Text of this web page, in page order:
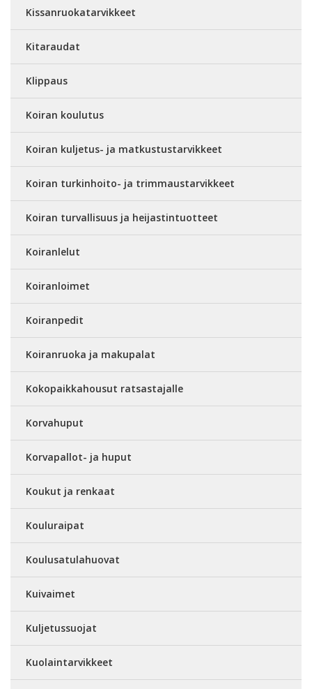
Kissanruokatarvikkeet
Kitaraudat
Klippaus
Koiran koulutus
Koiran kuljetus- ja matkustustarvikkeet
Koiran turkinhoito- ja trimmaustarvikkeet
Koiran turvallisuus ja heijastintuotteet
Koiranlelut
Koiranloimet
Koiranpedit
Koiranruoka ja makupalat
Kokopaikkahousut ratsastajalle
Korvahuput
Korvapallot- ja huput
Koukut ja renkaat
Kouluraipat
Koulusatulahuovat
Kuivaimet
Kuljetussuojat
Kuolaintarvikkeet